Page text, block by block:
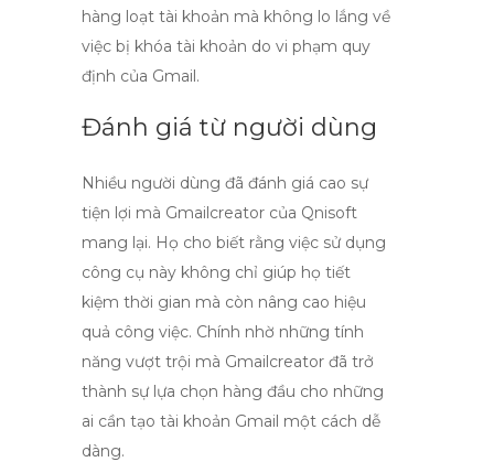
hàng loạt tài khoản mà không lo lắng về
việc bị khóa tài khoản do vi phạm quy
định của Gmail.
Đánh giá từ người dùng
Nhiều người dùng đã đánh giá cao sự
tiện lợi mà Gmailcreator của Qnisoft
mang lại. Họ cho biết rằng việc sử dụng
công cụ này không chỉ giúp họ tiết
kiệm thời gian mà còn nâng cao hiệu
quả công việc. Chính nhờ những tính
năng vượt trội mà Gmailcreator đã trở
thành sự lựa chọn hàng đầu cho những
ai cần tạo tài khoản Gmail một cách dễ
dàng.